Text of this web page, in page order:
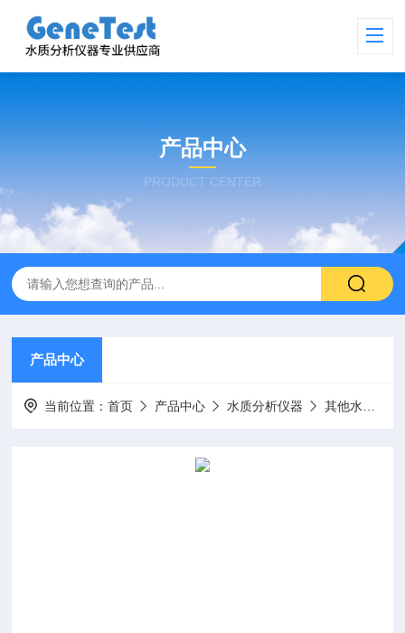
产品中心
PRODUCT CENTER
产品中心
当前位置：首页 产品中心 水质分析仪器 其他水质分析仪及配件